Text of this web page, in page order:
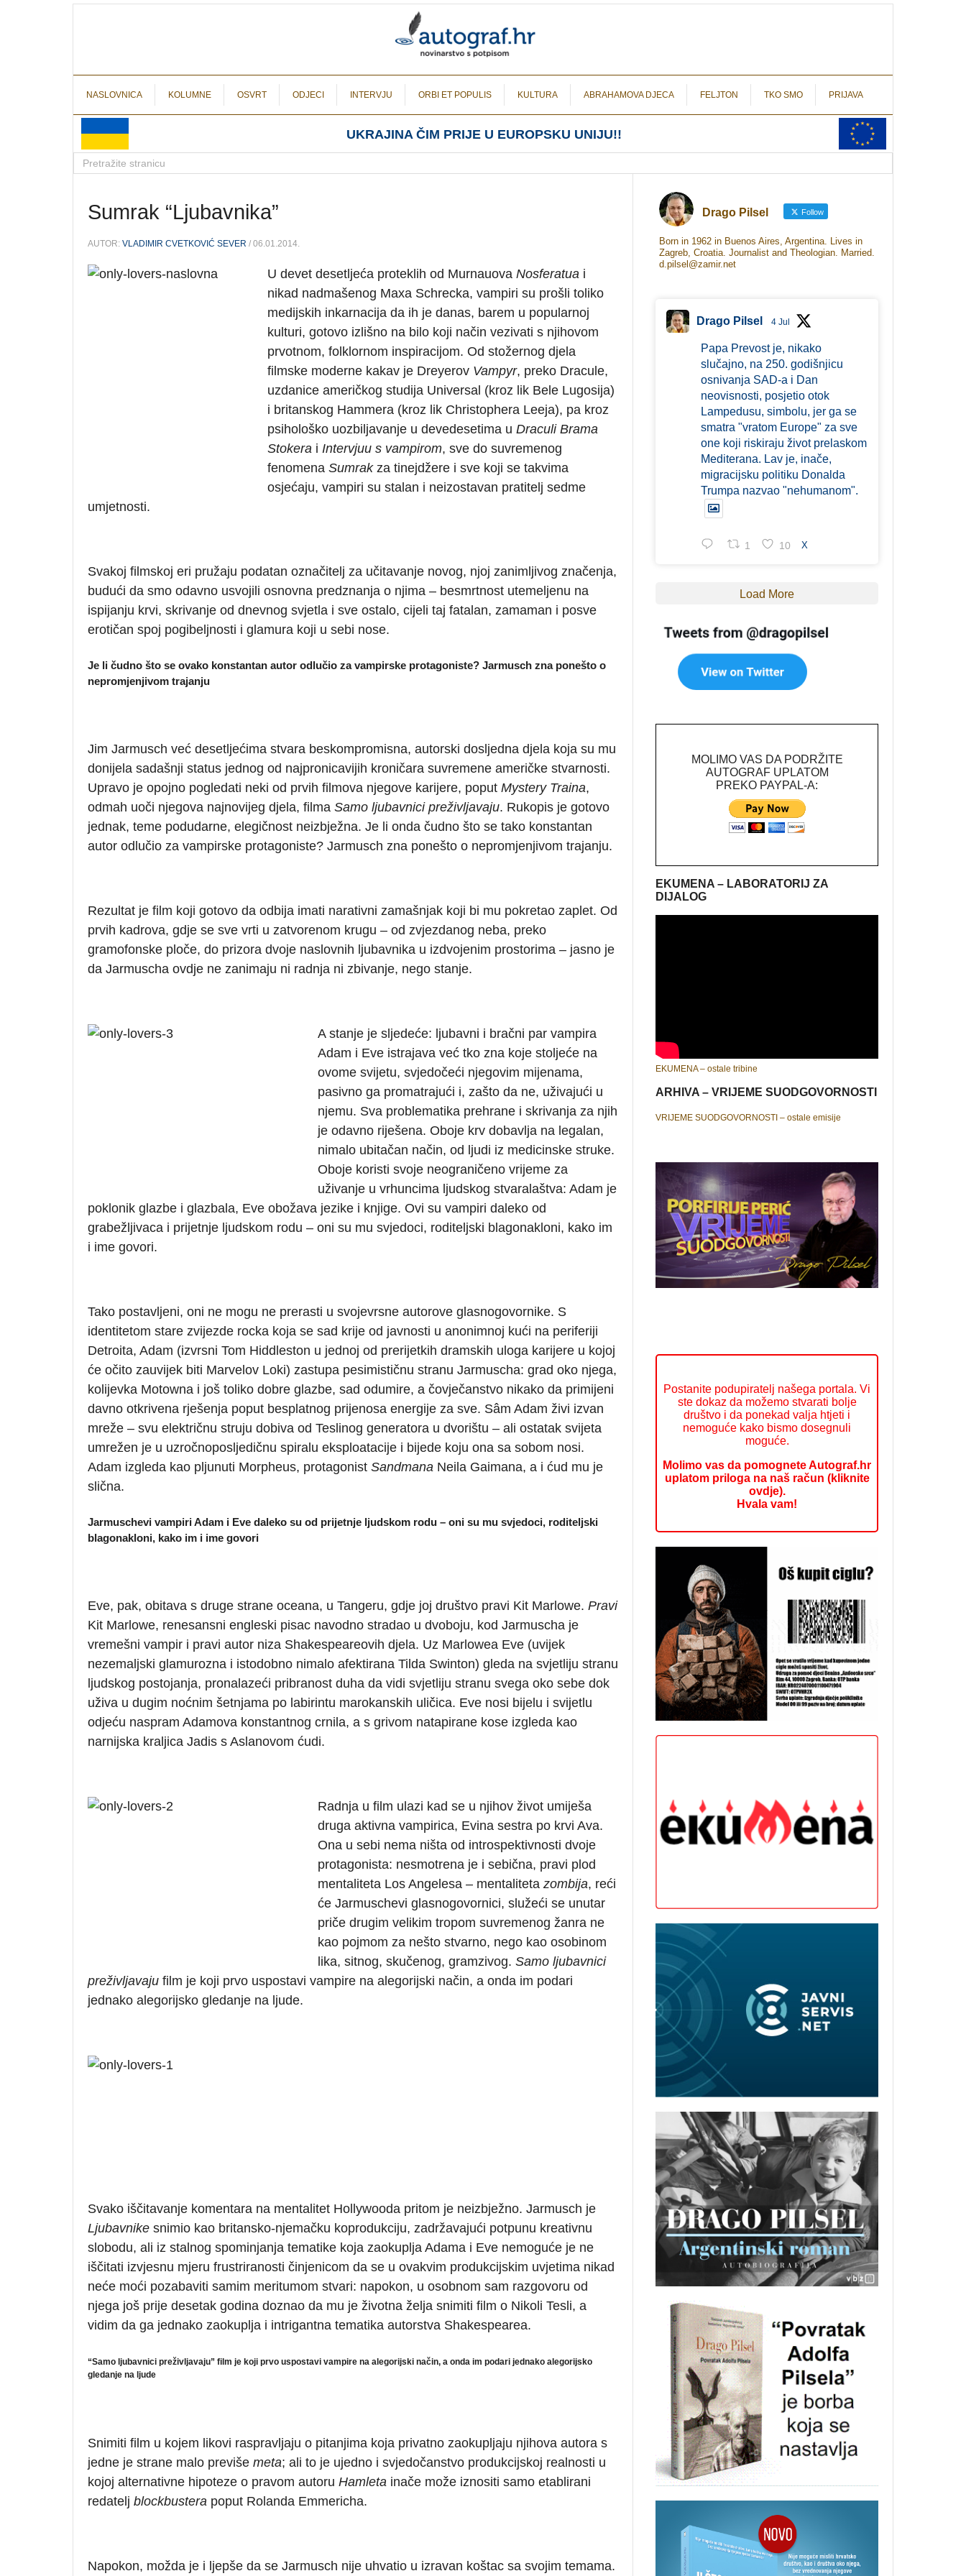
NASLOVNICA KOLUMNE OSVRT ODJECI INTERVJU ORBI ET POPULIS KULTURA ABRAHAMOVA DJECA FELJTON TKO SMO PRIJAVA
UKRAJINA ČIM PRIJE U EUROPSKU UNIJU!!
Sumrak “Ljubavnika”
AUTOR: VLADIMIR CVETKOVIĆ SEVER / 06.01.2014.
U devet desetljeća proteklih od Murnauova Nosferatua i
nikad nadmašenog Maxa Schrecka, vampiri su prošli toliko
medijskih inkarnacija da ih je danas, barem u popularnoj
kulturi, gotovo izlišno na bilo koji način vezivati s njihovom
prvotnom, folklornom inspiracijom. Od stožernog djela
filmske moderne kakav je Dreyerov Vampyr, preko Dracule,
uzdanice američkog studija Universal (kroz lik Bele Lugosija)
i britanskog Hammera (kroz lik Christophera Leeja), pa kroz
psihološko uozbiljavanje u devedesetima u Draculi Brama
Stokera i Intervjuu s vampirom, sve do suvremenog
fenomena Sumrakza tinejdžere i sve koji se takvima
osjećaju, vampiri su stalan i neizostavan pratitelj sedme
umjetnosti.
Svakoj filmskoj eri pružaju podatan označitelj za učitavanje novog, njoj zanimljivog značenja,
budući da smo odavno usvojili osnovna predznanja o njima – besmrtnost utemeljenu na
ispijanju krvi, skrivanje od dnevnog svjetla i sve ostalo, cijeli taj fatalan, zamaman i posve
erotičan spoj pogibeljnosti i glamura koji u sebi nose.
Je li čudno što se ovako konstantan autor odlučio za vampirske protagoniste? Jarmusch zna ponešto o
nepromjenjivom trajanju
Jim Jarmusch već desetljećima stvara beskompromisna, autorski dosljedna djela koja su mu
donijela sadašnji status jednog od najpronicavijih kroničara suvremene američke stvarnosti.
Upravo je opojno pogledati neki od prvih filmova njegove karijere, poput Mystery Traina,
odmah uoči njegova najnovijeg djela, filma Samo ljubavnici preživljavaju. Rukopis je gotovo
jednak, teme podudarne, elegičnost neizbježna. Je li onda čudno što se tako konstantan
autor odlučio za vampirske protagoniste? Jarmusch zna ponešto o nepromjenjivom trajanju.
Rezultat je film koji gotovo da odbija imati narativni zamašnjak koji bi mu pokretao zaplet. Od
prvih kadrova, gdje se sve vrti u zatvorenom krugu – od zvjezdanog neba, preko
gramofonske ploče, do prizora dvoje naslovnih ljubavnika u izdvojenim prostorima – jasno je
da Jarmuscha ovdje ne zanimaju ni radnja ni zbivanje, nego stanje.
A stanje je sljedeće: ljubavni i bračni par vampira
Adam i Eve istrajava već tko zna koje stoljeće na
ovome svijetu, svjedočeći njegovim mijenama,
pasivno ga promatrajući i, zašto da ne, uživajući u
njemu. Sva problematika prehrane i skrivanja za njih
je odavno riješena. Oboje krv dobavlja na legalan,
nimalo ubitačan način, od ljudi iz medicinske struke.
Oboje koristi svoje neograničeno vrijeme za
uživanje u vrhuncima ljudskog stvaralaštva: Adam je
poklonik glazbe i glazbala, Eve obožava jezike i knjige. Ovi su vampiri daleko od
grabežljivaca i prijetnje ljudskom rodu – oni su mu svjedoci, roditeljski blagonakloni, kako im
i ime govori.
Tako postavljeni, oni ne mogu ne prerasti u svojevrsne autorove glasnogovornike. S
identitetom stare zvijezde rocka koja se sad krije od javnosti u anonimnoj kući na periferiji
Detroita, Adam (izvrsni Tom Hiddleston u jednoj od prerijetkih dramskih uloga karijere u kojoj
će očito zauvijek biti Marvelov Loki) zastupa pesimističnu stranu Jarmuscha: grad oko njega,
kolijevka Motowna i još toliko dobre glazbe, sad odumire, a čovječanstvo nikako da primijeni
davno otkrivena rješenja poput besplatnog prijenosa energije za sve. Sâm Adam živi izvan
mreže – svu električnu struju dobiva od Teslinog generatora u dvorištu – ali ostatak svijeta
umrežen je u uzročnoposljedičnu spiralu eksploatacije i bijede koju ona sa sobom nosi.
Adam izgleda kao pljunuti Morpheus, protagonist Sandmana Neila Gaimana, a i ćud mu je
slična.
Jarmuschevi vampiri Adam i Eve daleko su od prijetnje ljudskom rodu – oni su mu svjedoci, roditeljski
blagonakloni, kako im i ime govori
Eve, pak, obitava s druge strane oceana, u Tangeru, gdje joj društvo pravi Kit Marlowe. Pravi
Kit Marlowe, renesansni engleski pisac navodno stradao u dvoboju, kod Jarmuscha je
vremešni vampir i pravi autor niza Shakespeareovih djela. Uz Marlowea Eve (uvijek
nezemaljski glamurozna i istodobno nimalo afektirana Tilda Swinton) gleda na svjetliju stranu
ljudskog postojanja, pronalazeći pribranost duha da vidi svjetliju stranu svega oko sebe dok
uživa u dugim noćnim šetnjama po labirintu marokanskih uličica. Eve nosi bijelu i svijetlu
odjeću naspram Adamova konstantnog crnila, a s grivom natapirane kose izgleda kao
narnijska kraljica Jadis s Aslanovom ćudi.
Radnja u film ulazi kad se u njihov život umiješa
druga aktivna vampirica, Evina sestra po krvi Ava.
Ona u sebi nema ništa od introspektivnosti dvoje
protagonista: nesmotrena je i sebična, pravi plod
mentaliteta Los Angelesa – mentaliteta zombija, reći
će Jarmuschevi glasnogovornici, služeći se unutar
priče drugim velikim tropom suvremenog žanra ne
kao pojmom za nešto stvarno, nego kao osobinom
lika, sitnog, skučenog, gramzivog. Samo ljubavnici
preživljavaju film je koji prvo uspostavi vampire na alegorijski način, a onda im podari
jednako alegorijsko gledanje na ljude.
Svako iščitavanje komentara na mentalitet Hollywooda pritom je neizbježno. Jarmusch je
Ljubavnike snimio kao britansko-njemačku koprodukciju, zadržavajući potpunu kreativnu
slobodu, ali iz stalnog spominjanja tematike koja zaokuplja Adama i Eve nemoguće je ne
iščitati izvjesnu mjeru frustriranosti činjenicom da se u ovakvim produkcijskim uvjetima nikad
neće moći pozabaviti samim meritumom stvari: napokon, u osobnom sam razgovoru od
njega još prije desetak godina doznao da mu je životna želja snimiti film o Nikoli Tesli, a
vidim da ga jednako zaokuplja i intrigantna tematika autorstva Shakespearea.
“Samo ljubavnici preživljavaju” film je koji prvo uspostavi vampire na alegorijski način, a onda im podari jednako alegorijsko
gledanje na ljude
Snimiti film u kojem likovi raspravljaju o pitanjima koja privatno zaokupljaju njihova autora s
jedne je strane malo previše meta; ali to je ujedno i svjedočanstvo produkcijskoj realnosti u
kojoj alternativne hipoteze o pravom autoru Hamleta inače može iznositi samo etablirani
redatelj blockbustera poput Rolanda Emmericha.
Napokon, možda je i ljepše da se Jarmusch nije uhvatio u izravan koštac sa svojim temama.
Drago Pilsel Follow
Born in 1962 in Buenos Aires, Argentina. Lives in
Zagreb, Croatia. Journalist and Theologian. Married.
d.pilsel@zamir.net
Drago Pilsel 4 Jul
Papa Prevost je, nikako
slučajno, na 250. godišnjicu
osnivanja SAD-a i Dan
neovisnosti, posjetio otok
Lampedusu, simbolu, jer ga se
smatra "vratom Europe" za sve
one koji riskiraju život prelaskom
Mediterana. Lav je, inače,
migracijsku politiku Donalda
Trumpa nazvao "nehumanom".
1 10 X
Load More
MOLIMO VAS DA PODRŽITE
AUTOGRAF UPLATOM
PREKO PAYPAL-A:
EKUMENA – LABORATORIJ ZA
DIJALOG
EKUMENA – ostale tribine
ARHIVA – VRIJEME SUODGOVORNOSTI
VRIJEME SUODGOVORNOSTI – ostale emisije
Postanite podupiratelj našega portala. Vi
ste dokaz da možemo stvarati bolje
društvo i da ponekad valja htjeti i
nemoguće kako bismo dosegnuli
moguće.
Molimo vas da pomognete Autograf.hr
uplatom priloga na naš račun (kliknite
ovdje).
Hvala vam!